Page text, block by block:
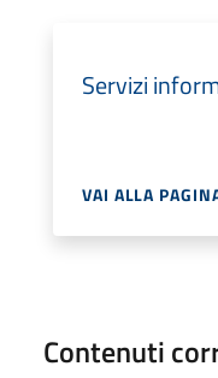
Servizi
VAI ALLA
Contenuti